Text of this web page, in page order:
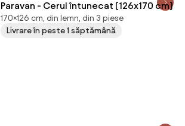
Paravan - Cerul întunecat (126x170 cm)
170×126 cm, din lemn, din 3 piese
Livrare în peste 1 săptămână